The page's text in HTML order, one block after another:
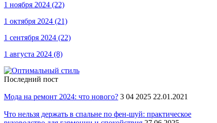
1 ноября 2024 (22)
1 октября 2024 (21)
1 сентября 2024 (22)
1 августа 2024 (8)
Последний пост
Мода на ремонт 2024: что нового? 3 04 2025 22.01.2021
Что нельзя держать в спальне по фен-шуй: практическое